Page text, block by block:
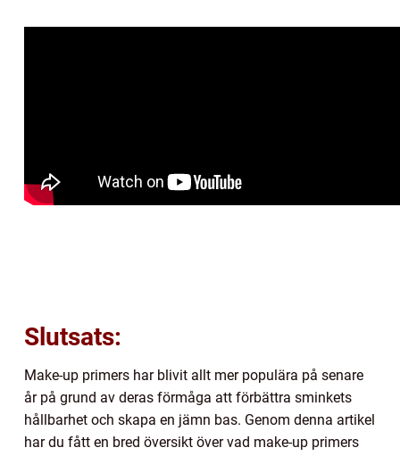
Slutsats:
Make-up primers har blivit allt mer populära på senare
år på grund av deras förmåga att förbättra sminkets
hållbarhet och skapa en jämn bas. Genom denna artikel
har du fått en bred översikt över vad make-up primers